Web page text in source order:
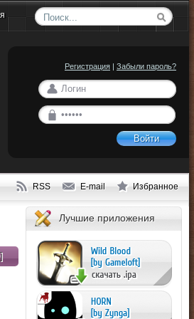
Регистрация | Забыли пароль?
Войти
RSS E-mail Избранное
Лучшие приложения